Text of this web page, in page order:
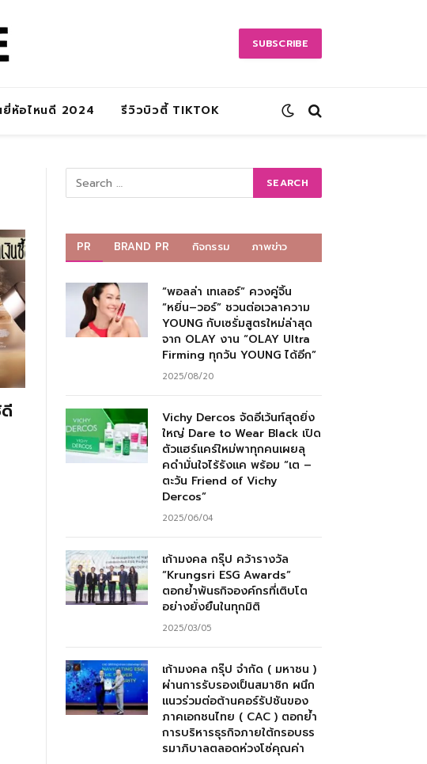
SUBSCRIBE
ยี่ห้อไหนดี 2024 รีวิวบิวตี้ TIKTOK
PR BRAND PR กิจกรรม ภาพข่าว
“พอลล่า เทเลอร์” ควงคู่จิ้น
“หยิ่น–วอร์” ชวนต่อเวลาความ
YOUNG กับเซรั่มสูตรใหม่ล่าสุด
จาก OLAY งาน “OLAY Ultra
Firming ทุกวัน YOUNG ได้อีก”
2025/08/20
Vichy Dercos จัดอีเว้นท์สุดยิ่ง
ใหญ่ Dare to Wear Black เปิด
ตัวแฮร์แคร์ใหม่พาทุกคนเผยลุ
คดำมั่นใจไร้รังแค พร้อม “เต –
ตะวัน Friend of Vichy
Dercos”
2025/06/04
เก้ามงคล กรุ๊ป คว้ารางวัล
“Krungsri ESG Awards”
ตอกย้ำพันธกิจองค์กรที่เติบโต
อย่างยั่งยืนในทุกมิติ
2025/03/05
เก้ามงคล กรุ๊ป จำกัด ( มหาชน )
ผ่านการรับรองเป็นสมาชิก ผนึก
แนวร่วมต่อต้านคอร์รัปชันของ
ภาคเอกชนไทย ( CAC ) ตอกย้ำ
การบริหารธุรกิจภายใต้กรอบธร
รมาภิบาลตลอดห่วงโซ่คุณค่า